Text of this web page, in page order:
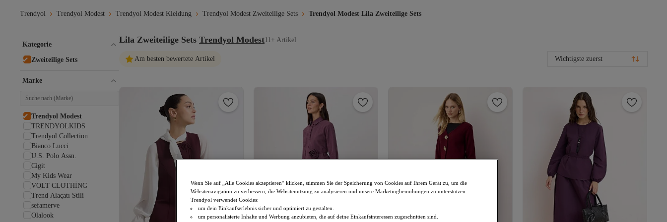
Trendyol Trendyol Modest Trendyol Modest Kleidung Trendyol Modest Zweiteilige Sets Trendyol Modest Lila Zweiteilige Sets
Lila Zweiteilige Sets Trendyol Modest11+ Artikel
Am besten bewertete Artikel Wichtigste zuerst
Kategorie
Zweiteilige Sets
Marke
Trendyol Modest
TRENDYOLKIDS
Trendyol Collection
Bianco Lucci
U.S. Polo Assn.
Cigit
My Kids Wear
VOLT CLOTHİNG
Trend Alaçatı Stili
sefamerve
Olalook
Wenn Sie auf „Alle Cookies akzeptieren“ klicken, stimmen Sie der Speicherung von Cookies auf Ihrem Gerät zu, um die
Websitenavigation zu verbessern, die Websitenutzung zu analysieren und unsere Marketingbemühungen zu unterstützen.
Trendyol verwendet Cookies:
um dein Einkaufserlebnis sicher und optimiert zu gestalten.
um personalisierte Inhalte und Werbung anzubieten, die auf deine Einkaufsinteressen zugeschnitten sind.